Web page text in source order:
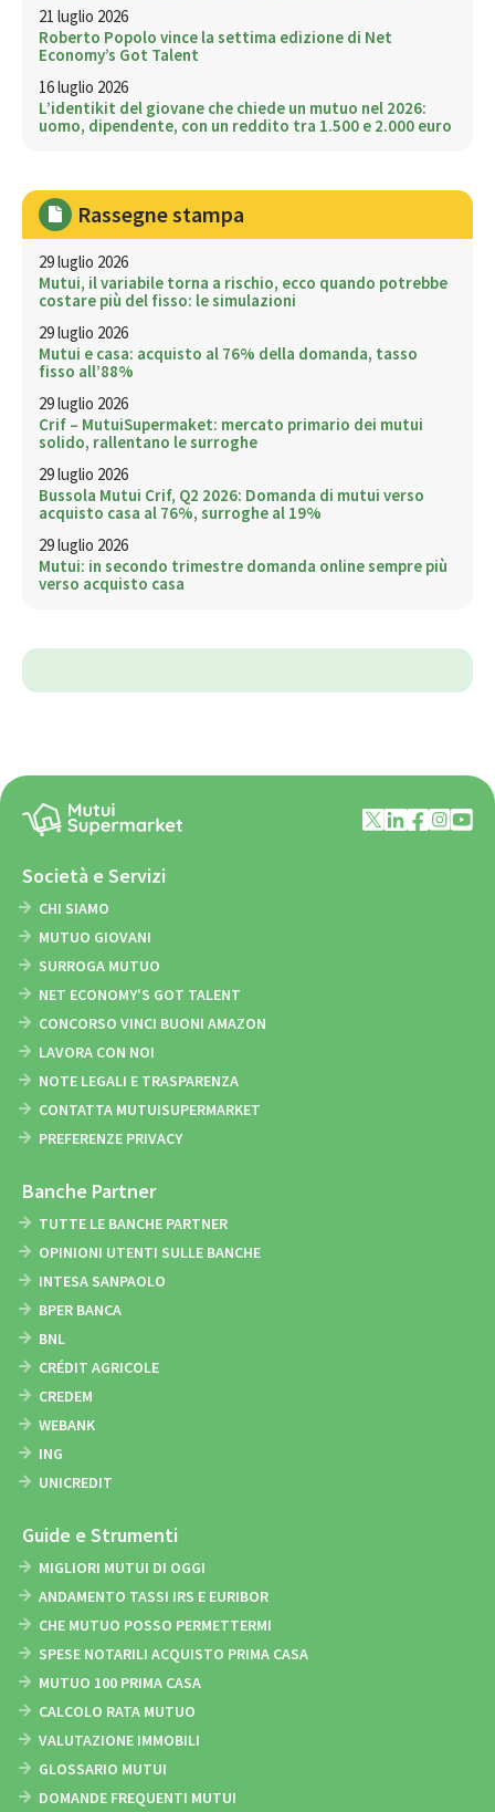
21 luglio 2026
Roberto Popolo vince la settima edizione di Net
Economy’s Got Talent
16 luglio 2026
L’identikit del giovane che chiede un mutuo nel 2026:
uomo, dipendente, con un reddito tra 1.500 e 2.000 euro
Rassegne stampa
29 luglio 2026
Mutui, il variabile torna a rischio, ecco quando potrebbe
costare più del fisso: le simulazioni
29 luglio 2026
Mutui e casa: acquisto al 76% della domanda, tasso
fisso all’88%
29 luglio 2026
Crif – MutuiSupermaket: mercato primario dei mutui
solido, rallentano le surroghe
29 luglio 2026
Bussola Mutui Crif, Q2 2026: Domanda di mutui verso
acquisto casa al 76%, surroghe al 19%
29 luglio 2026
Mutui: in secondo trimestre domanda online sempre più
verso acquisto casa
Società e Servizi
CHI SIAMO
MUTUO GIOVANI
SURROGA MUTUO
NET ECONOMY'S GOT TALENT
CONCORSO VINCI BUONI AMAZON
LAVORA CON NOI
NOTE LEGALI E TRASPARENZA
CONTATTA MUTUISUPERMARKET
PREFERENZE PRIVACY
Banche Partner
TUTTE LE BANCHE PARTNER
OPINIONI UTENTI SULLE BANCHE
INTESA SANPAOLO
BPER BANCA
BNL
CRÉDIT AGRICOLE
CREDEM
WEBANK
ING
UNICREDIT
Guide e Strumenti
MIGLIORI MUTUI DI OGGI
ANDAMENTO TASSI IRS E EURIBOR
CHE MUTUO POSSO PERMETTERMI
SPESE NOTARILI ACQUISTO PRIMA CASA
MUTUO 100 PRIMA CASA
CALCOLO RATA MUTUO
VALUTAZIONE IMMOBILI
GLOSSARIO MUTUI
DOMANDE FREQUENTI MUTUI